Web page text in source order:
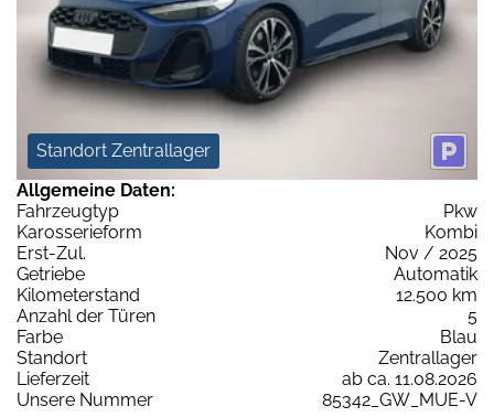
Standort Zentrallager
Allgemeine Daten:
Fahrzeugtyp
Pkw
Karosserieform
Kombi
Erst-Zul.
Nov / 2025
Getriebe
Automatik
Kilometerstand
12.500 km
Anzahl der Türen
5
Farbe
Blau
Standort
Zentrallager
Lieferzeit
ab ca. 11.08.2026
Unsere Nummer
85342_GW_MUE-V